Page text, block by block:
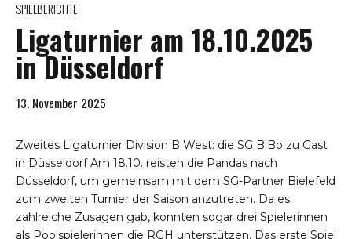
SPIELBERICHTE
Ligaturnier am 18.10.2025
in Düsseldorf
13. November 2025
Zweites Ligaturnier Division B West: die SG BiBo zu Gast
in Düsseldorf Am 18.10. reisten die Pandas nach
Düsseldorf, um gemeinsam mit dem SG-Partner Bielefeld
zum zweiten Turnier der Saison anzutreten. Da es
zahlreiche Zusagen gab, konnten sogar drei Spielerinnen
als Poolspielerinnen die RGH unterstützen. Das erste Spiel